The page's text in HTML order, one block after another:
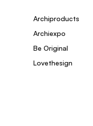
Archiproducts
Archiexpo
Be Original
Lovethesign